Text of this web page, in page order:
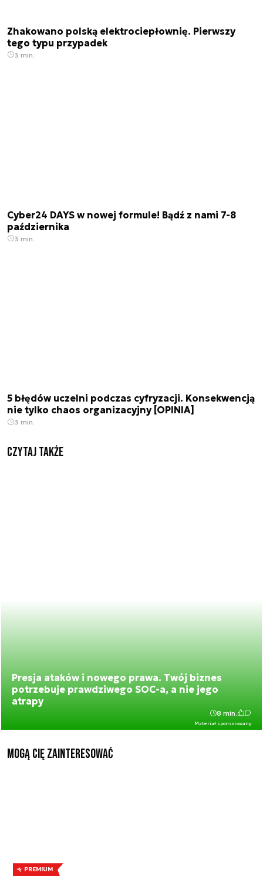
Zhakowano polską elektrociepłownię. Pierwszy
tego typu przypadek
3 min.
Cyber24 DAYS w nowej formule! Bądź z nami 7-8
października
3 min.
5 błędów uczelni podczas cyfryzacji. Konsekwencją
nie tylko chaos organizacyjny [OPINIA]
3 min.
Czytaj także
Presja ataków i nowego prawa. Twój biznes
potrzebuje prawdziwego SOC-a, a nie jego
atrapy
Materiał sponsorowany
8 min.
Mogą Cię zainteresować
PREMIUM